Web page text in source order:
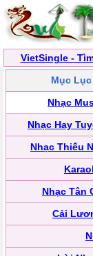
VietSingle -
Mục Lục
Nhạc
Nhạc Hay
Nhạc Thiếu
Nhạc Tân
Cải